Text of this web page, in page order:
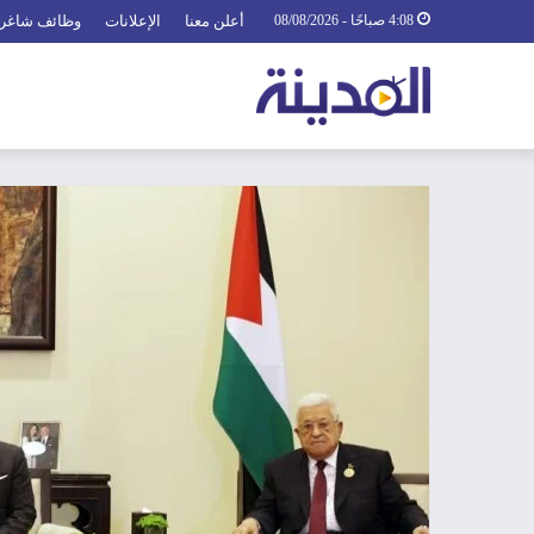
أعلن معنا الإعلانات وظائف